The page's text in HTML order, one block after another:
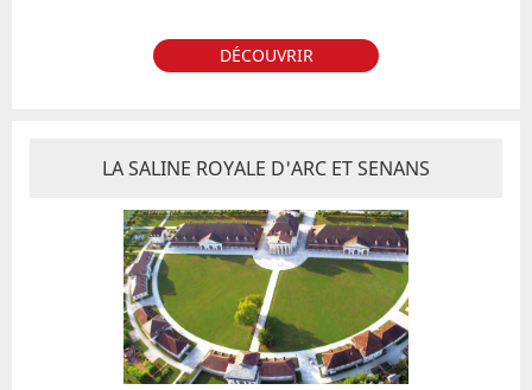
DÉCOUVRIR
LA SALINE ROYALE D'ARC ET SENANS